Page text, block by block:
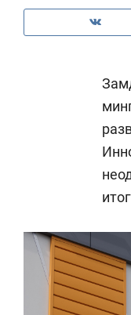
Рекомендуем
Как ГК «МИР
создают
комфорта